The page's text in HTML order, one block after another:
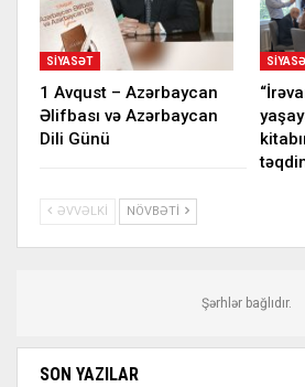
SIYASƏT
1 Avqust – Azərbaycan
Əlifbası və Azərbaycan
Dili Günü
ƏVVƏLKI NÖVBƏTI
Şərhlər bağlıdır.
SON YAZILAR